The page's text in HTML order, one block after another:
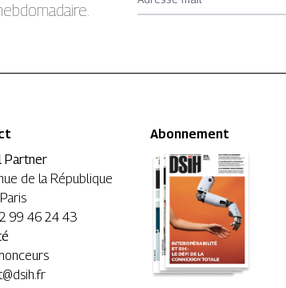
Partner
de la République
99 46 24 43
Abonnement